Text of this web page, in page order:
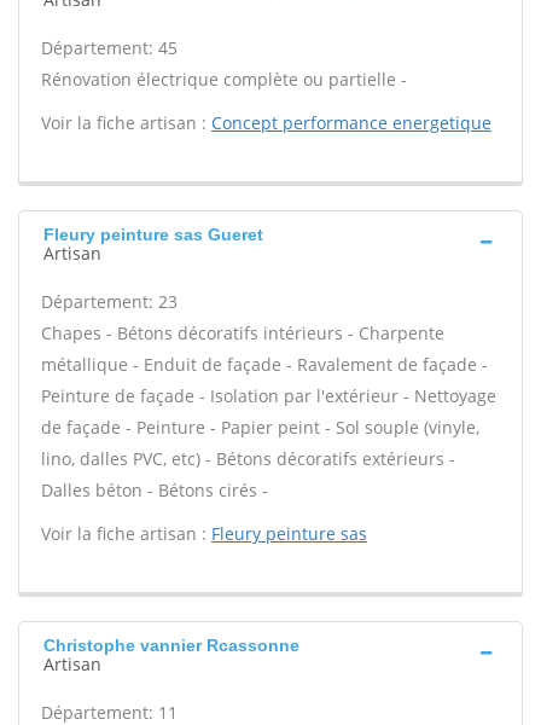
Département: 45
Rénovation électrique complète ou partielle -
Voir la fiche artisan : Concept performance energetique
Fleury peinture sas Gueret
Artisan
Département: 23
Chapes - Bétons décoratifs intérieurs - Charpente
métallique - Enduit de façade - Ravalement de façade -
Peinture de façade - Isolation par l'extérieur - Nettoyage
de façade - Peinture - Papier peint - Sol souple (vinyle,
lino, dalles PVC, etc) - Bétons décoratifs extérieurs -
Dalles béton - Bétons cirés -
Voir la fiche artisan : Fleury peinture sas
Christophe vannier Rcassonne
Artisan
Département: 11